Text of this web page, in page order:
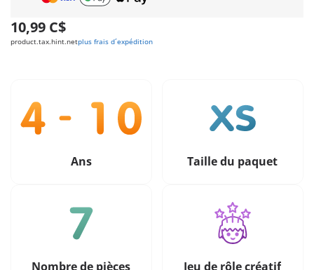
10,99 C$
product.tax.hint.netplus frais d´expédition
Ans Taille du paquet
Nombre de pièces Jeu de rôle créatif